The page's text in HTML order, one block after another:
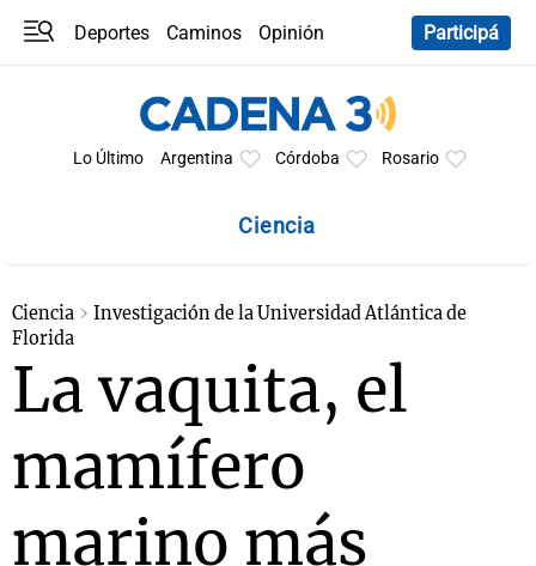
Deportes Caminos
Opinión
Participá
Lo Último Argentina Córdoba Rosario
Ciencia
Ciencia
Investigación de la Universidad Atlántica de
Florida
La vaquita, el
mamífero
marino más